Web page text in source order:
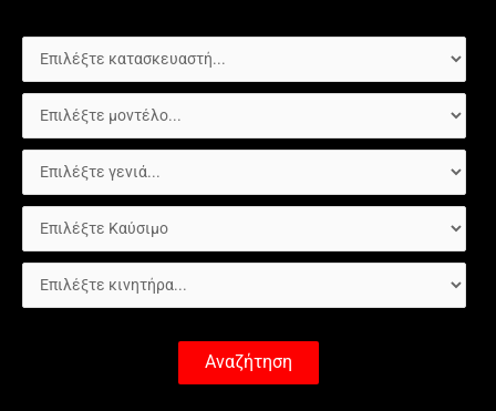
Αναζήτηση